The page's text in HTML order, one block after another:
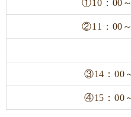
①10：00
②11：00
③14：00
④15：00